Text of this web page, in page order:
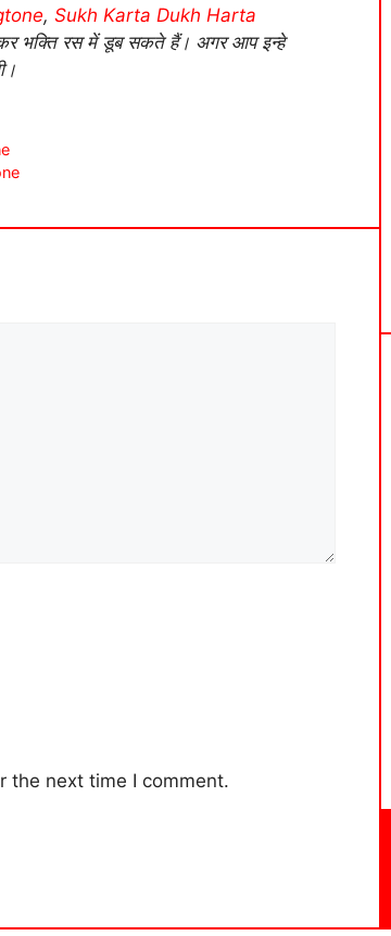
, Sukh Karta Dukh Harta
भक्ति रस में डूब सकते हैं। अगर आप इन्हे
the next time I comment.